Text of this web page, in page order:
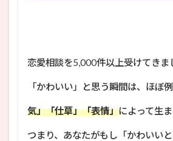
恋愛相談を5,000件以上受けてきま
「かわいい」と思う瞬間は、ほぼ
気」「仕草」「表情」によって生
つまり、あなたがもし「かわいい